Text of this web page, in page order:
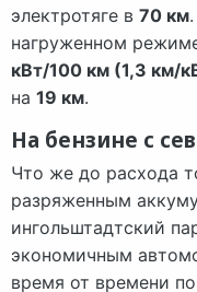
электротяге в 70 км
нагруженном
кВт/100 км (1,3 км/
на 19 км.
На бензине с
Что же до расхода
разряженным
ингольштадтский
экономичным
время от времени